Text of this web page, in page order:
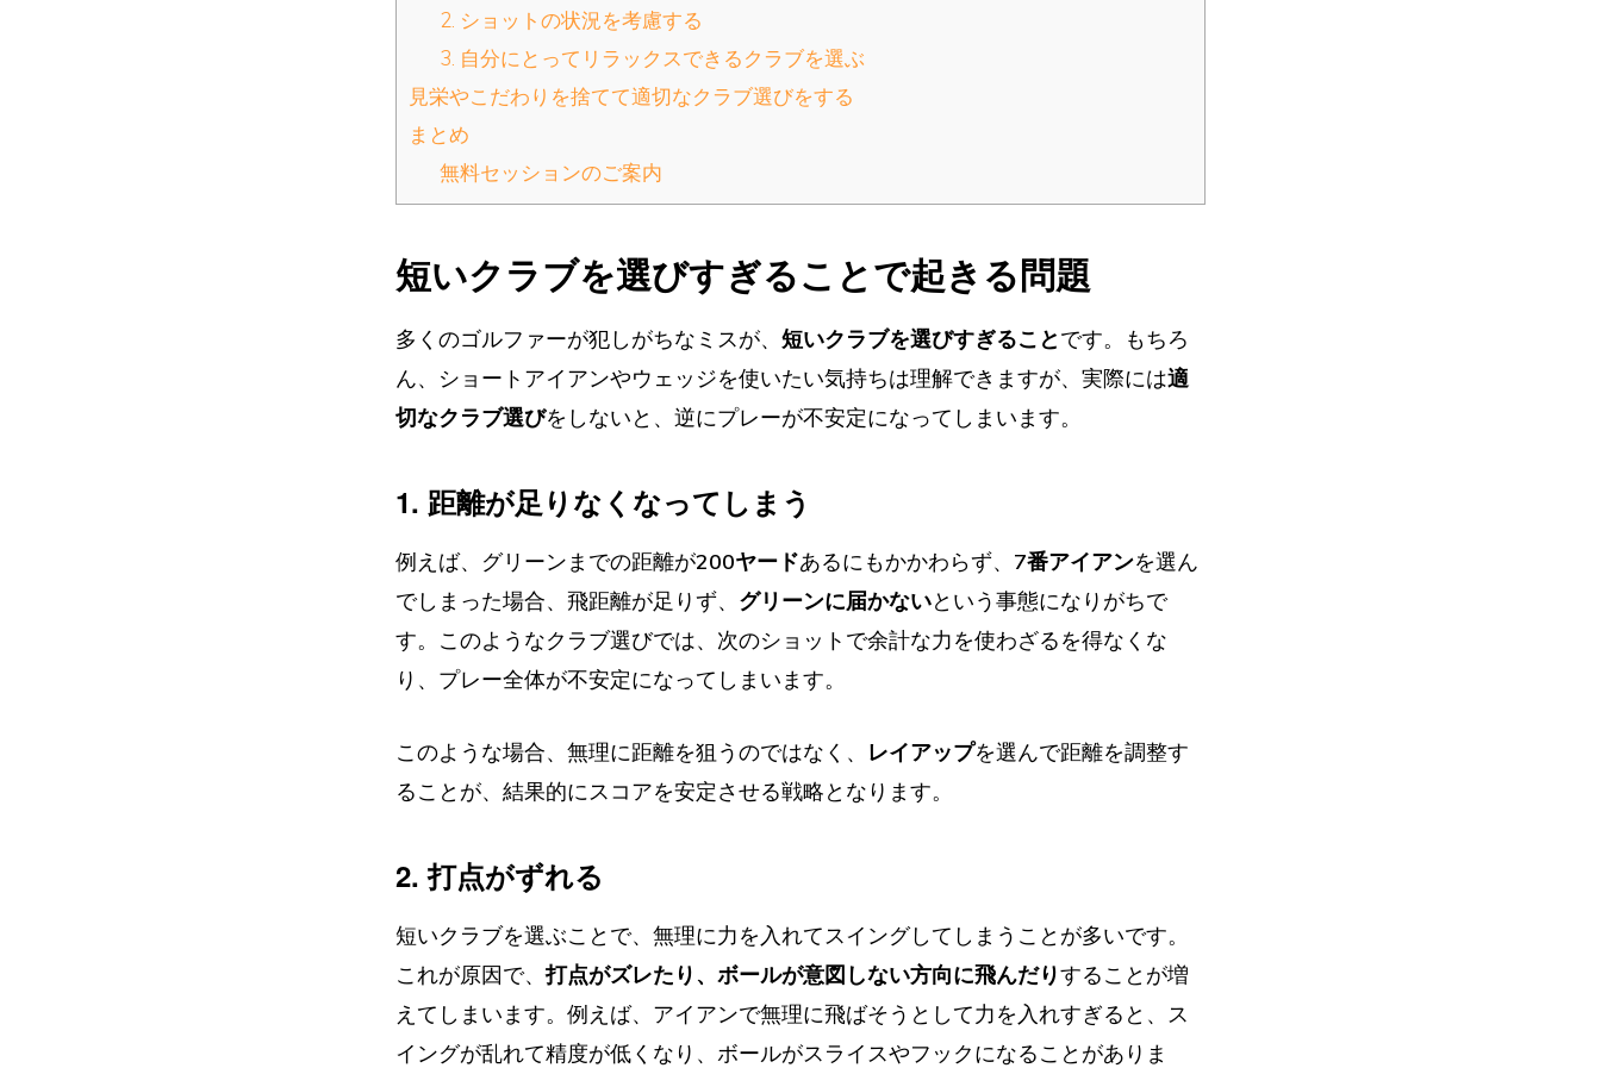
2. ショットの状況を考慮する
3. 自分にとってリラックスできるクラブを選ぶ
見栄やこだわりを捨てて適切なクラブ選びをする
まとめ
無料セッションのご案内
短いクラブを選びすぎることで起きる問題
多くのゴルファーが犯しがちなミスが、 短いクラブを選びすぎることです。もちろ
ん、ショートアイアンやウェッジを使いたい気持ちは理解できますが、実際には適
切なクラブ選びをしないと、逆にプレーが不安定になってしまいます。
1. 距離が足りなくなってしまう
例えば、グリーンまでの距離が200ヤードあるにもかかわらず、 7番アイアンを選ん
でしまった場合、飛距離が足りず、 グリーンに届かないという事態になりがちで
す。このようなクラブ選びでは、次のショットで余計な力を使わざるを得なくな
り、プレー全体が不安定になってしまいます。
このような場合、無理に距離を狙うのではなく、 レイアップを選んで距離を調整す
ることが、結果的にスコアを安定させる戦略となります。
2. 打点がずれる
短いクラブを選ぶことで、無理に力を入れてスイングしてしまうことが多いです。
これが原因で、打点がズレたり、ボールが意図しない方向に飛んだりすることが増
えてしまいます。例えば、アイアンで無理に飛ばそうとして力を入れすぎると、ス
イングが乱れて精度が低くなり、ボールがスライスやフックになることがありま